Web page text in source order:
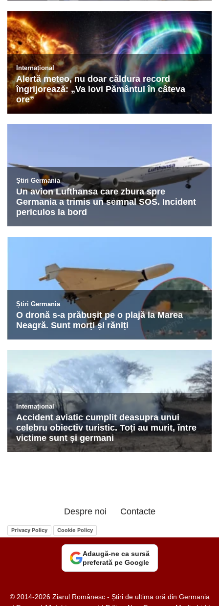
Despre noi Contacte
Privacy Policy Cookie Policy
Adaugă-ne ca sursă
preferată pe Google
© 2014-2026 Ziarul Românesc - Știri de ultima oră din Germania